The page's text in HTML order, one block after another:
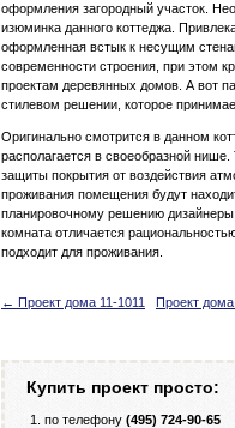
оформления загородный участок.
изюминка данного коттеджа.
оформленная встык к несущим
современности строения, при этом
проектам деревянных домов. А вот
стилевом решении, которое
Оригинально смотрится в данном
располагается в своеобразной
защиты покрытия от воздействия
проживания помещения будут
планировочному решению
комната отличается
подходит для проживания.
← Проект дома 11-1011 Проект
Купить проект просто:
по телефону (495) 724-90-65